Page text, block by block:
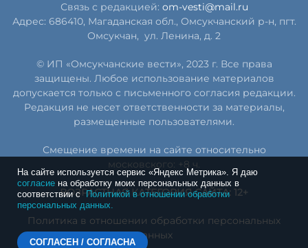
На сайте используется сервис «Яндекс Метрика». Я даю
согласие на обработку моих персональных данных в
соответствии сПолитикой в отношении обработки
персональных данных.
СОГЛАСЕН / СОГЛАСНА
Связь с редакцией: om-vesti@mail.ru
Адрес: 686410, Магаданская обл., Омсукчанский р-н, пгт.
Омсукчан, ул. Ленина, д. 2
© ИП «Омсукчанские вести», 2023 г. Все права
защищены. Любое использование материалов
допускается только с письменного согласия редакции.
Редакция не несет ответственности за материалы,
размещенные пользователями.
Смещение времени на сайте относительно
московского: +8 ч.
ВОЗРАСТНАЯ КАТЕГОРИЯ САЙТА: 12+
Политика в отношении обработки персональных
данных